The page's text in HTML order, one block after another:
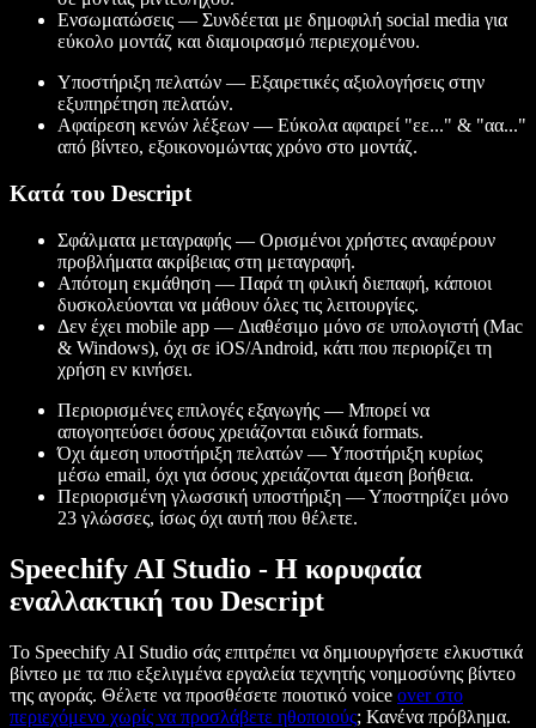
Ενσωματώσεις — Συνδέεται με δημοφιλή social media για
εύκολο μοντάζ και διαμοιρασμό περιεχομένου.
Υποστήριξη πελατών — Εξαιρετικές αξιολογήσεις στην
εξυπηρέτηση πελατών.
Αφαίρεση κενών λέξεων — Εύκολα αφαιρεί "εε..." & "αα..."
από βίντεο, εξοικονομώντας χρόνο στο μοντάζ.
Κατά του Descript
Σφάλματα μεταγραφής — Ορισμένοι χρήστες αναφέρουν
προβλήματα ακρίβειας στη μεταγραφή.
Απότομη εκμάθηση — Παρά τη φιλική διεπαφή, κάποιοι
δυσκολεύονται να μάθουν όλες τις λειτουργίες.
Δεν έχει mobile app — Διαθέσιμο μόνο σε υπολογιστή (Mac
& Windows), όχι σε iOS/Android, κάτι που περιορίζει τη
χρήση εν κινήσει.
Περιορισμένες επιλογές εξαγωγής — Μπορεί να
απογοητεύσει όσους χρειάζονται ειδικά formats.
Όχι άμεση υποστήριξη πελατών — Υποστήριξη κυρίως
μέσω email, όχι για όσους χρειάζονται άμεση βοήθεια.
Περιορισμένη γλωσσική υποστήριξη — Υποστηρίζει μόνο
23 γλώσσες, ίσως όχι αυτή που θέλετε.
Speechify AI Studio - Η κορυφαία
εναλλακτική του Descript
Το Speechify AI Studio σάς επιτρέπει να δημιουργήσετε ελκυστικά
βίντεο με τα πιο εξελιγμένα εργαλεία τεχνητής νοημοσύνης βίντεο
της αγοράς. Θέλετε να προσθέσετε ποιοτικό voice over στο
περιεχόμενο χωρίς να προσλάβετε ηθοποιούς; Κανένα πρόβλημα.